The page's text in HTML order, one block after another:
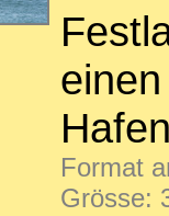
Format
Grösse: